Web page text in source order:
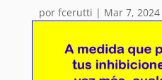
porfcerutti | Mar 7, 2024